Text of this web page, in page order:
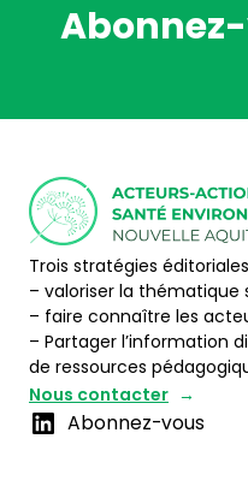
Trois stratégies
– valoriser la
– faire connaître les
– Partager l’information
de ressources
Nous contacter
Abonnez-vous